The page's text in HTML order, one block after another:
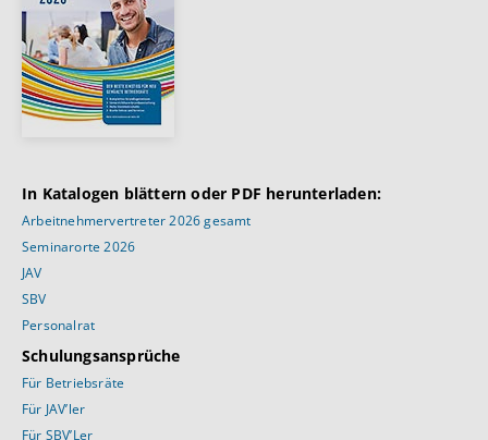
In Katalogen blättern oder PDF herunterladen:
Arbeitnehmervertreter 2026 gesamt
Seminarorte 2026
JAV
SBV
Personalrat
Schulungsansprüche
Für Betriebsräte
Für JAV’ler
Für SBV’Ler